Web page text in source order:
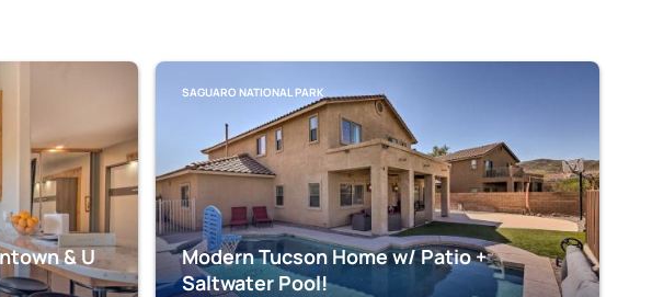
& U
SAGUARO NATIONAL PARK
Modern Tucson Home w/ Patio +
Saltwater Pool!